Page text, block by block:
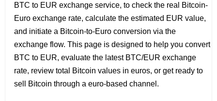
BTC to EUR exchange service, to check the real Bitcoin-
Euro exchange rate, calculate the estimated EUR value,
and initiate a Bitcoin-to-Euro conversion via the
exchange flow. This page is designed to help you convert
BTC to EUR, evaluate the latest BTC/EUR exchange
rate, review total Bitcoin values in euros, or get ready to
sell Bitcoin through a euro-based channel.